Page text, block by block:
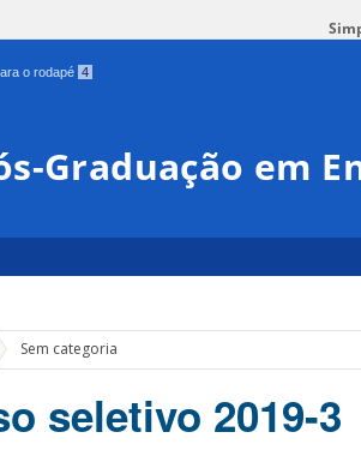
o rodapé 4
Graduação em
Sem categoria
seletivo 2019-3